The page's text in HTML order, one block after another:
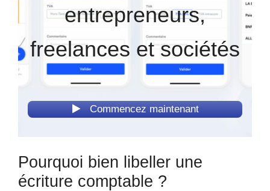
entrepreneurs,
freelances et sociétés
Commencez maintenant
Pourquoi bien libeller une
écriture comptable ?